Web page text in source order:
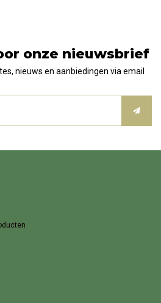
onze nieuwsbrief
nieuws en aanbiedingen via email